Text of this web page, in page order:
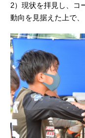
2）現状を拝見し、コ
動向を見据えた上で、